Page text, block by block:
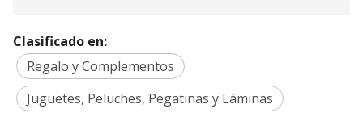
Clasificado en:
Regalo y Complementos
Juguetes, Peluches, Pegatinas y Láminas